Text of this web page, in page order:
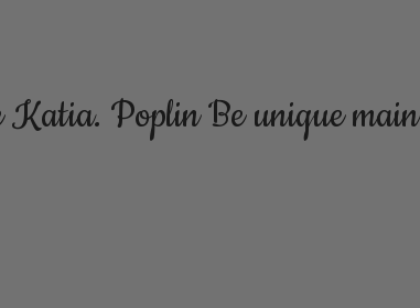
Katia. Poplin Be unique main